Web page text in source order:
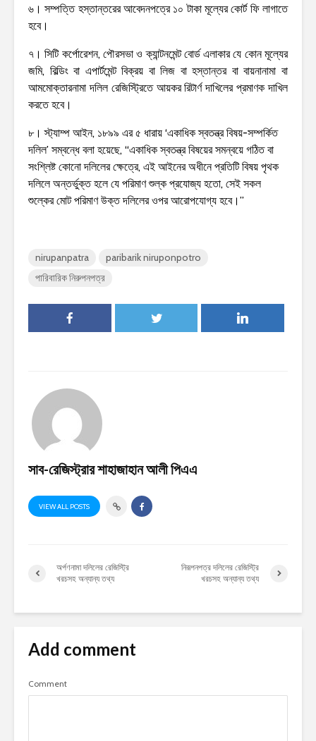
৬। সম্পত্তি হস্তান্তরের আবেদনপত্রে ১০ টাকা মূল্যের কোর্ট ফি লাগাতে
হবে।
৭। সিটি কর্পোরেশন, পৌরসভা ও ক্যান্টনমেন্ট বোর্ড এলাকার যে কোন মূল্যের
জমি, বিল্ডিং বা এপার্টমেন্ট বিক্রয় বা লিজ বা হস্তান্তর বা বায়নানামা বা
আমমোক্তারনামা দলিল রেজিস্ট্রিতে আয়কর রিটার্ণ দাখিলের প্রমাণক দাখিল
করতে হবে।
৮। স্ট্যাম্প আইন, ১৮৯৯ এর ৫ ধারায় ‘একাধিক স্বতন্ত্র বিষয়-সম্পর্কিত
দলিল’ সম্বন্ধে বলা হয়েছে, “একাধিক স্বতন্ত্র বিষয়ের সমন্বয়ে গঠিত বা
সংশ্লিষ্ট কোনো দলিলের ক্ষেত্রে, এই আইনের অধীনে প্রতিটি বিষয় পৃথক
দলিলে অন্তর্ভুক্ত হলে যে পরিমাণ শুল্ক প্রযোজ্য হতো, সেই সকল
শুল্কের মোট পরিমাণ উক্ত দলিলের ওপর আরোপযোগ্য হবে।”
nirupanpatra
paribarik niruponpotro
পারিবারিক নিরুপনপত্র
সাব-রেজিস্ট্রার শাহাজাহান আলী পিএএ
VIEW ALL POSTS
অর্পণনামা দলিলের রেজিস্ট্রি
খরচসহ অন্যান্য তথ্য
নিরূপনপত্র দলিলের রেজিস্ট্রি
খরচসহ অন্যান্য তথ্য
Add comment
Comment